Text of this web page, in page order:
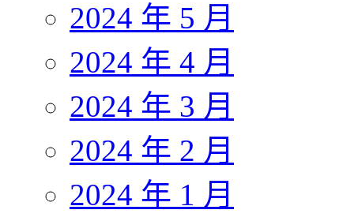
2024 年 5 月
2024 年 4 月
2024 年 3 月
2024 年 2 月
2024 年 1 月